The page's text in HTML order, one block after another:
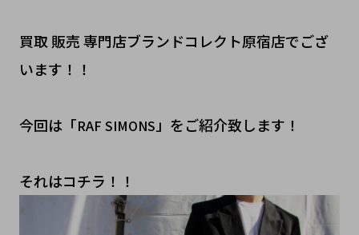
買取 販売 専門店ブランドコレクト原宿店でござ
います！！
今回は「RAF SIMONS」をご紹介致します！
それはコチラ！！